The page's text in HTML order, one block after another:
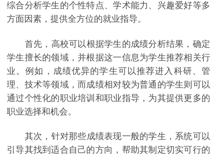
综合分析学生的个性特点、学术能力、兴趣爱好等多
方面因素，提供全方位的就业指导。
首先，高校可以根据学生的成绩分析结果，确定
学生擅长的领域，并根据这一信息为学生推荐相关行
业。例如，成绩优异的学生可以推荐进入科研、管
理、技术等领域，而成绩相对较为普通的学生则可以
通过个性化的职业培训和职业指导，为其提供更多的
职业选择和机会。
其次，针对那些成绩表现一般的学生，系统可以
引导其找到适合自己的方向，帮助其制定切实可行的